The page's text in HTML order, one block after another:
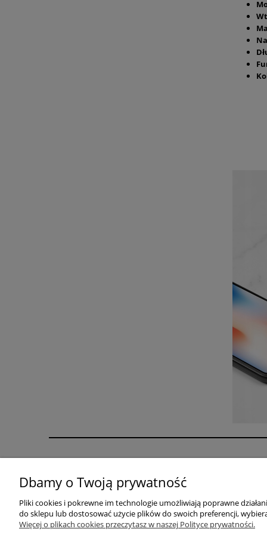
Zwroty i reklamacje
Regulaminy
Ustawienia konta
Przechowalnia
Dbamy o Twoją prywatność
Pliki cookies i pokrewne im technologie umożliwiają poprawne
do sklepu lub dostosować użycie plików do swoich preferencji,
Więcej o plikach cookies przeczytasz w naszej Polityce prywatności.